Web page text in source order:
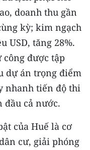
doanh thu gần
kỳ; kim ngạch
USD, tăng 28%.
công được tập
dự án trọng điểm
nhanh tiến độ thi
đầu cả nước.
của Huế là cơ
cư, giải phóng